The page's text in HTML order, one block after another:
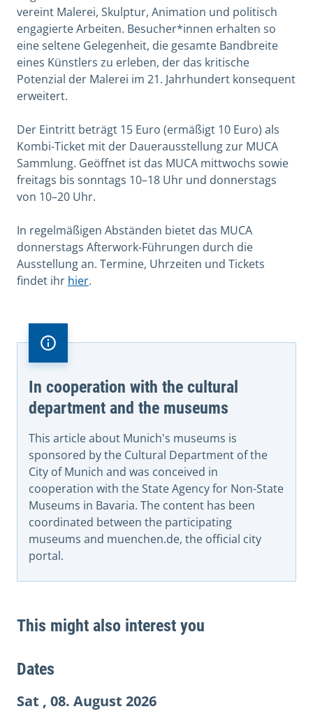
vereint Malerei, Skulptur, Animation und politisch
engagierte Arbeiten. Besucher*innen erhalten so
eine seltene Gelegenheit, die gesamte Bandbreite
eines Künstlers zu erleben, der das kritische
Potenzial der Malerei im 21. Jahrhundert konsequent
erweitert.
Der Eintritt beträgt 15 Euro (ermäßigt 10 Euro) als
Kombi-Ticket mit der Dauerausstellung zur MUCA
Sammlung. Geöffnet ist das MUCA mittwochs sowie
freitags bis sonntags 10–18 Uhr und donnerstags
von 10–20 Uhr.
In regelmäßigen Abständen bietet das MUCA
donnerstags Afterwork-Führungen durch die
Ausstellung an. Termine, Uhrzeiten und Tickets
findet ihr hier.
In cooperation with the cultural
department and the museums
This article about Munich's museums is
sponsored by the Cultural Department of the
City of Munich and was conceived in
cooperation with the State Agency for Non-State
Museums in Bavaria. The content has been
coordinated between the participating
museums and muenchen.de, the official city
portal.
This might also interest you
Dates
Sat , 08. August 2026